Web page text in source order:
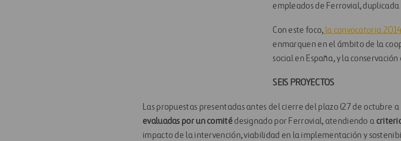
empleados de Ferrovial,
Con este foco,la convocatoria 2014
enmarquen en el ámbito de la
social en España, y la
SEIS PROYECTOS
Las propuestas presentadas antes del cierre del plazo (27 de octubre
evaluadas por un comitédesignado por Ferrovial, atendiendo a
impacto de la intervención, viabilidad en la implementación y